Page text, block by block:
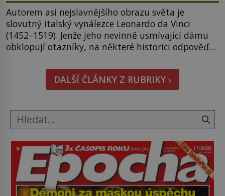
Autorem asi nejslavnějšího obrazu světa je
slovutný italský vynálezce Leonardo da Vinci
(1452–1519). Jenže jeho nevinně usmívající dámu
obklopují otazníky, na některé historici odpověď
pověsil Napoleon? Samotný císař Napoleon
Bonaparte (1769–1821) má pro malbu slabost, a
tak si ji ještě jako první konzul přemístí do své
DALŠÍ ČLÁNKY Z RUBRIKY ›